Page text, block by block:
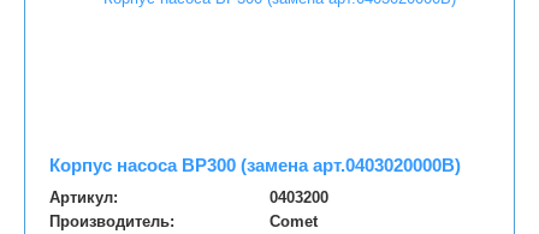
Корпус насоса BP300 (замена арт.0403020000B)
Артикул:
0403200
Производитель:
Comet